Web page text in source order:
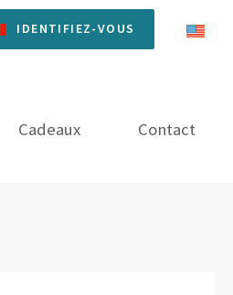
IDENTIFIEZ-VOUS
Cadeaux Contact